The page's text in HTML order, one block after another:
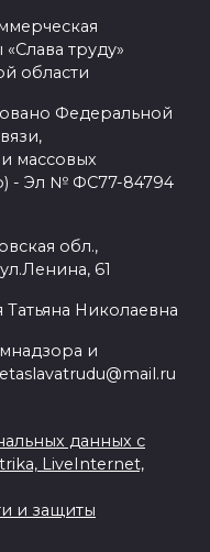
труду»
области
Федеральной
массовых
- Эл № ФС77-84794
обл.,
61
Татьяна Николаевна
и
данных с
LiveInternet,
и защиты